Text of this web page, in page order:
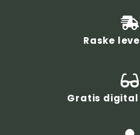
Raske
Gratis